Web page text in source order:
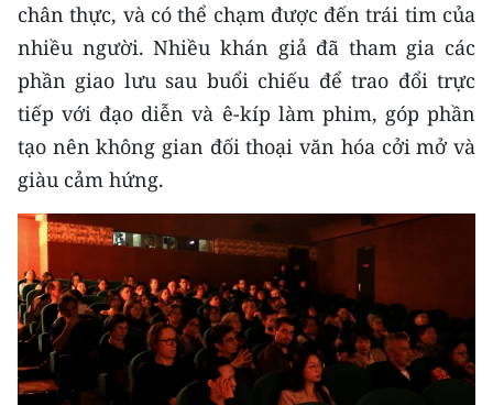
chân thực, và có thể chạm được đến trái tim của
nhiều người. Nhiều khán giả đã tham gia các
phần giao lưu sau buổi chiếu để trao đổi trực
tiếp với đạo diễn và ê-kíp làm phim, góp phần
tạo nên không gian đối thoại văn hóa cởi mở và
giàu cảm hứng.